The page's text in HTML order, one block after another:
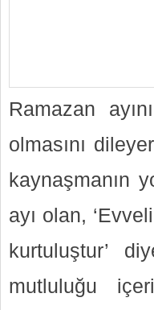
Ramazan
olmasını
kaynaşmanın
ayı olan,
kurtuluştur’
mutluluğu